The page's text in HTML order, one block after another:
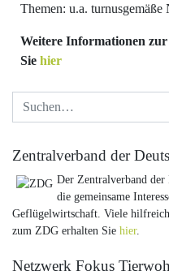
Themen: u.a. turnusgemäße
Weitere Informationen
Sie hier
Zentralverband der
Der Zentralverband
die gemeinsame
Geflügelwirtschaft. Viele
zum ZDG erhalten Sie hier.
Netzwerk Fokus